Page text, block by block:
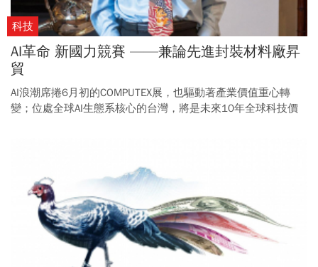
科技
AI革命 新國力競賽 ——兼論先進封裝材料廠昇
貿
AI浪潮席捲6月初的COMPUTEX展，也驅動著產業價值重心轉
變；位處全球AI生態系核心的台灣，將是未來10年全球科技價